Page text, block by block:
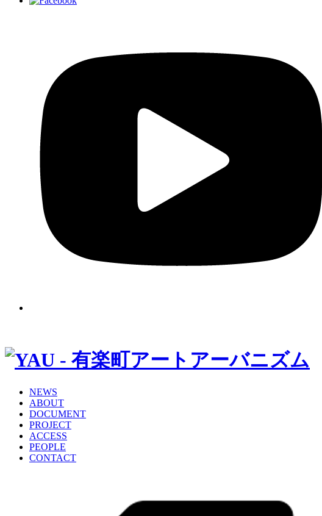
NEWS
ABOUT
DOCUMENT
PROJECT
ACCESS
PEOPLE
CONTACT